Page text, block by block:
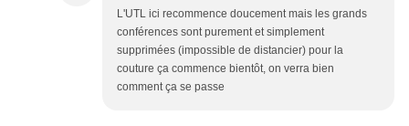
L'UTL ici recommence doucement mais les grands
conférences sont purement et simplement
supprimées (impossible de distancier) pour la
couture ça commence bientôt, on verra bien
comment ça se passe